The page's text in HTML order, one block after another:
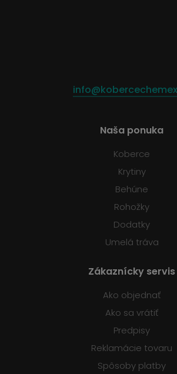
Naša ponuka
Koberce
Krytiny
Behúne
Rohožky
Dodatky
Umelá tráva
Zákaznícky servis
Ako objednať
Ako sa vrátiť
Predpisy
Reklamácie tovaru
Spôsoby platby